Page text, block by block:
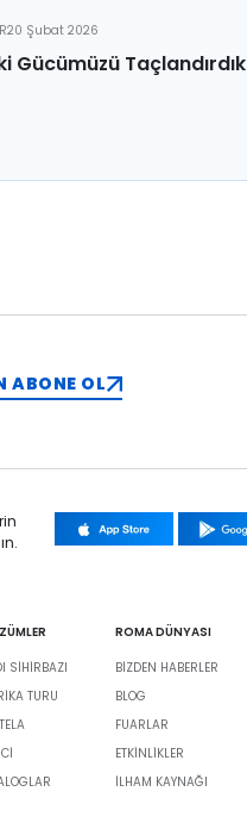
20 Şubat 2026
Gücümüzü Taçlandırdık
ABONE OL
SİHİRBAZI
TURU
ROMA DÜNYASI
BIZDEN HABERLER
BLOG
FUARLAR
ETKINLIKLER
İLHAM KAYNAĞI